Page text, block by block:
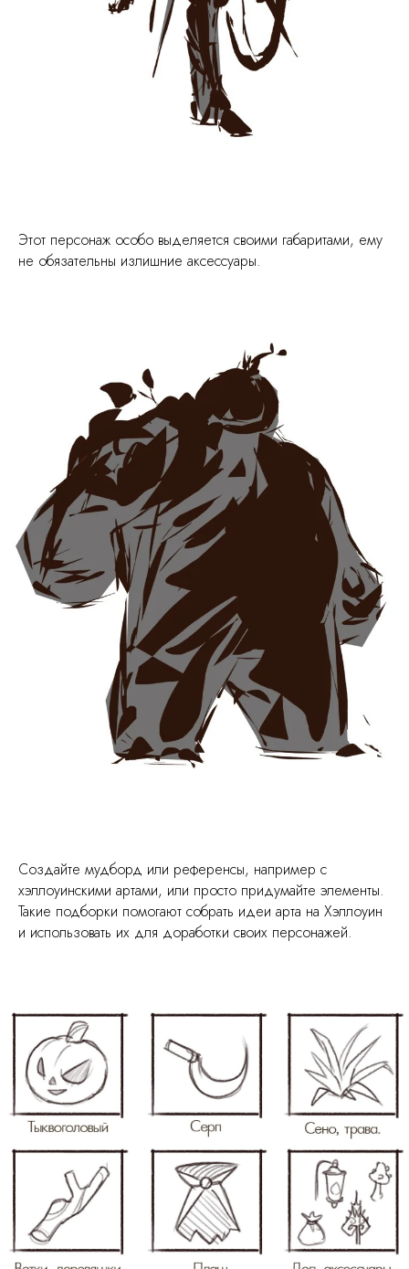
Этот персонаж особо выделяется своими габаритами, ему
не обязательны излишние аксессуары.
Создайте мудборд или референсы, например с
хэллоуинскими артами, или просто придумайте элементы.
Такие подборки помогают собрать идеи арта на Хэллоуин
и использовать их для доработки своих персонажей.